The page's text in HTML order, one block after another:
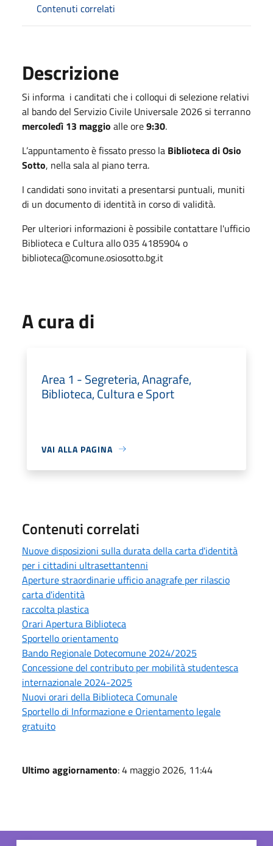
Contenuti correlati
Descrizione
Si informa i canditati che i colloqui di selezione relativi
al bando del Servizio Civile Universale 2026 si terranno
mercoledì 13 maggio alle ore9:30.
L’appuntamento è fissato presso la Biblioteca di Osio
Sotto, nella sala al piano terra.
I candidati sono invitati a presentarsi puntuali, muniti
di un documento di identità in corso di validità.
Per ulteriori informazioni è possibile contattare l'ufficio
Biblioteca e Cultura allo 035 4185904 o
biblioteca@comune.osiosotto.bg.it
A cura di
Area 1 - Segreteria, Anagrafe,
Biblioteca, Cultura e Sport
VAI ALLA PAGINA
Contenuti correlati
Nuove disposizioni sulla durata della carta d'identità
per i cittadini ultrasettantenni
Aperture straordinarie ufficio anagrafe per rilascio
carta d'identità
raccolta plastica
Orari Apertura Biblioteca
Sportello orientamento
Bando Regionale Dotecomune 2024/2025
Concessione del contributo per mobilità studentesca
internazionale 2024-2025
Nuovi orari della Biblioteca Comunale
Sportello di Informazione e Orientamento legale
gratuito
Ultimo aggiornamento: 4 maggio 2026, 11:44